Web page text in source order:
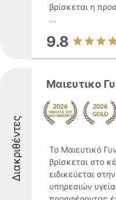
βρίσκεται η
...
9.8
Διακριθέντες
Μαιευτικο
Το Μαιευτικό
βρίσκεται στο
ειδικεύεται
υπηρεσιών